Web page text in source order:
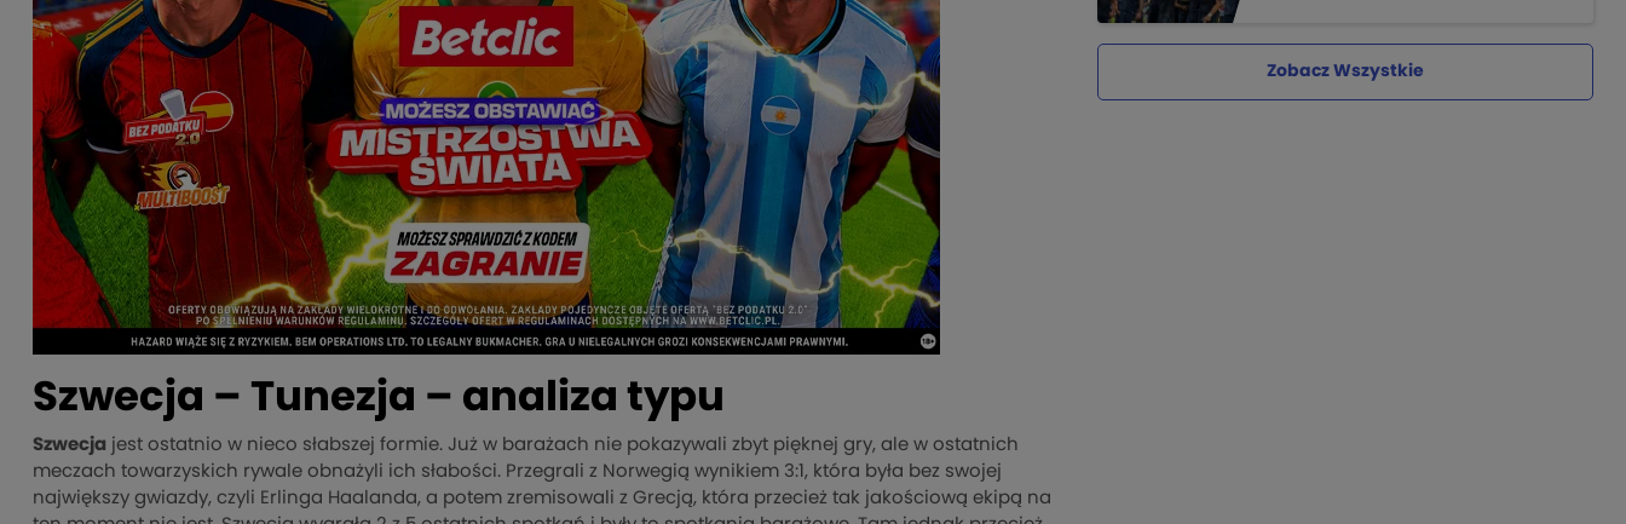
Szwecja – Tunezja – analiza typu
Szwecja jest ostatnio w nieco słabszej formie. Już w barażach nie pokazywali zbyt pięknej gry, ale w ostatnich
meczach towarzyskich rywale obnażyli ich słabości. Przegrali z Norwegią wynikiem 3:1, która była bez swojej
największy gwiazdy, czyli Erlinga Haalanda, a potem zremisowali z Grecją, która przecież tak jakościową ekipą na
Zobacz Wszystkie